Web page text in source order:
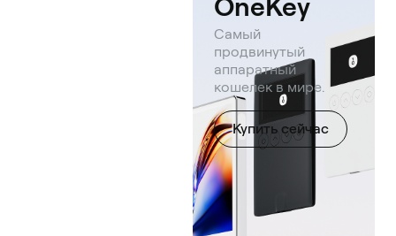
Самый
продвинутый
аппаратный
кошелек в мире.
Купить сейчас